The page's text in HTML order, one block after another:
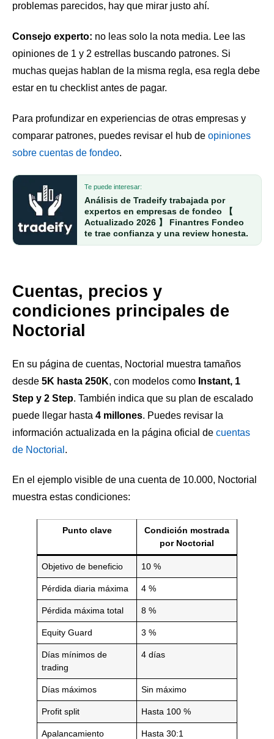
problemas parecidos, hay que mirar justo ahí.
Consejo experto: no leas solo la nota media. Lee las
opiniones de 1 y 2 estrellas buscando patrones. Si
muchas quejas hablan de la misma regla, esa regla debe
estar en tu checklist antes de pagar.
Para profundizar en experiencias de otras empresas y
comparar patrones, puedes revisar el hub de opiniones
sobre cuentas de fondeo.
Te puede interesar:
Análisis de Tradeify trabajada por
expertos en empresas de fondeo 【
Actualizado 2026 】 Finantres Fondeo
te trae confianza y una review honesta.
Cuentas, precios y
condiciones principales de
Noctorial
En su página de cuentas, Noctorial muestra tamaños
desde 5K hasta 250K, con modelos como Instant, 1
Step y 2 Step. También indica que su plan de escalado
puede llegar hasta 4 millones. Puedes revisar la
información actualizada en la página oficial de cuentas
de Noctorial .
En el ejemplo visible de una cuenta de 10.000, Noctorial
muestra estas condiciones:
Punto clave
Condición mostrada
por Noctorial
Objetivo de beneficio 10 %
Pérdida diaria máxima 4 %
Pérdida máxima total 8 %
Equity Guard 3 %
Días mínimos de
trading
4 días
Días máximos Sin máximo
Profit split Hasta 100 %
Apalancamiento Hasta 30:1